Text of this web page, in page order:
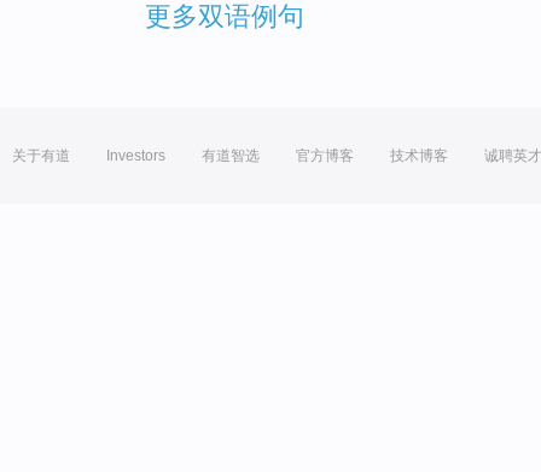
更多双语例句
关于有道 Investors 有道智选 官方博客 技术博客 诚聘英才